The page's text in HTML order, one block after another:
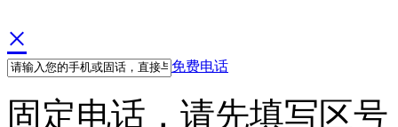
×
免费电话
固定电话，请先填写区